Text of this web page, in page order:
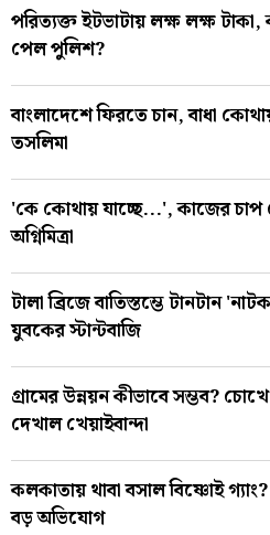
পরিত্যক্ত ইটভাটায় লক্ষ লক্ষ
পেল পুলিশ?
বাংলাদেশে ফিরতে চান, বাধা
তসলিমা
'কে কোথায় যাচ্ছে...', কাজের
অগ্নিমিত্রা
টালা ব্রিজে বাতিস্তম্ভে টানটান
যুবকের স্টান্টবাজি
গ্রামের উন্নয়ন কীভাবে সম্ভব?
দেখাল খেয়াইবান্দা
কলকাতায় থাবা বসাল বিষ্ণোই
বড় অভিযোগ